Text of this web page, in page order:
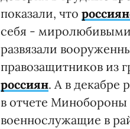
показали, что
себя -
развязали
правозащитников из
россиян. А в декабре
в отчете Минобороны
военнослужащие в